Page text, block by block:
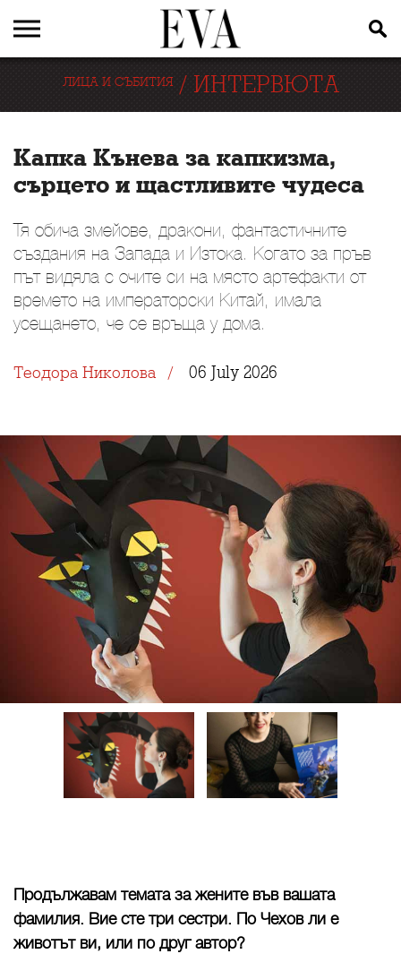
ЛИЦА И СЪБИТИЯ/ ИНТЕРВЮТА
Капка Кънева за капкизма,
сърцето и щастливите чудеса
Тя обича змейове, дракони, фантастичните
създания на Запада и Изтока. Когато за пръв
път видяла с очите си на място артефакти от
времето на императорски Китай, имала
усещането, че се връща у дома.
Теодора Николова 06 July 2026
Продължавам темата за жените във вашата
фамилия. Вие сте три сестри. По Чехов ли е
животът ви, или по друг автор?